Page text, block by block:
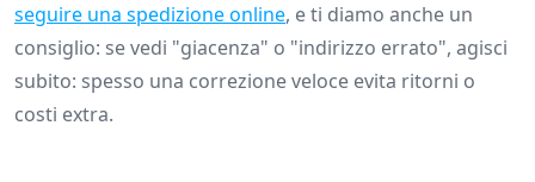
seguire una spedizione online, e ti diamo anche un
consiglio: se vedi "giacenza" o "indirizzo errato", agisci
subito: spesso una correzione veloce evita ritorni o
costi extra.